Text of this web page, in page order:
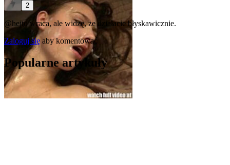
2
@hejtowraca, ale widzę, że działacie błyskawicznie.
Zaloguj się aby komentować
Popularne artykuły